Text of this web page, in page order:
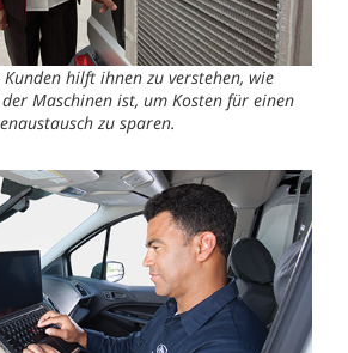
hilft ihnen zu verstehen, wie
Maschinen ist, um Kosten für einen
zu sparen.